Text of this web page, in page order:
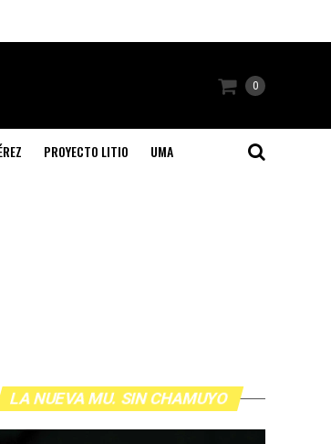
0
PROYECTO LITIO UMA
LA NUEVA MU. SIN CHAMUYO